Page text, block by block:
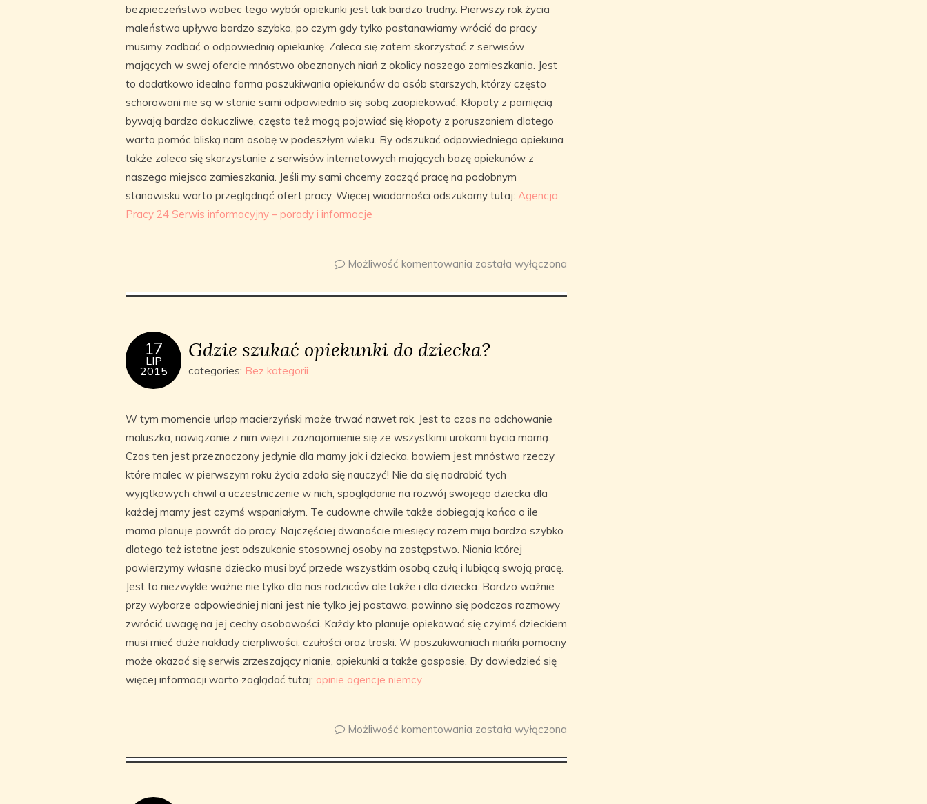
bezpieczeństwo wobec tego wybór opiekunki jest tak bardzo trudny. Pierwszy rok życia
maleństwa upływa bardzo szybko, po czym gdy tylko postanawiamy wrócić do pracy
musimy zadbać o odpowiednią opiekunkę. Zaleca się zatem skorzystać z serwisów
mających w swej ofercie mnóstwo obeznanych niań z okolicy naszego zamieszkania. Jest
to dodatkowo idealna forma poszukiwania opiekunów do osób starszych, którzy często
schorowani nie są w stanie sami odpowiednio się sobą zaopiekować. Kłopoty z pamięcią
bywają bardzo dokuczliwe, często też mogą pojawiać się kłopoty z poruszaniem dlatego
warto pomóc bliską nam osobę w podeszłym wieku. By odszukać odpowiedniego opiekuna
także zaleca się skorzystanie z serwisów internetowych mających bazę opiekunów z
naszego miejsca zamieszkania. Jeśli my sami chcemy zacząć pracę na podobnym
stanowisku warto przeglądnąć ofert pracy. Więcej wiadomości odszukamy tutaj: Agencja
Pracy 24 Serwis informacyjny – porady i informacje
Możliwość komentowania została wyłączona
17
LIP
2015
Gdzie szukać opiekunki do dziecka?
categories: Bez kategorii
W tym momencie urlop macierzyński może trwać nawet rok. Jest to czas na odchowanie
maluszka, nawiązanie z nim więzi i zaznajomienie się ze wszystkimi urokami bycia mamą.
Czas ten jest przeznaczony jedynie dla mamy jak i dziecka, bowiem jest mnóstwo rzeczy
które malec w pierwszym roku życia zdoła się nauczyć! Nie da się nadrobić tych
wyjątkowych chwil a uczestniczenie w nich, spoglądanie na rozwój swojego dziecka dla
każdej mamy jest czymś wspaniałym. Te cudowne chwile także dobiegają końca o ile
mama planuje powrót do pracy. Najczęściej dwanaście miesięcy razem mija bardzo szybko
dlatego też istotne jest odszukanie stosownej osoby na zastępstwo. Niania której
powierzymy własne dziecko musi być przede wszystkim osobą czułą i lubiącą swoją pracę.
Jest to niezwykle ważne nie tylko dla nas rodziców ale także i dla dziecka. Bardzo ważnie
przy wyborze odpowiedniej niani jest nie tylko jej postawa, powinno się podczas rozmowy
zwrócić uwagę na jej cechy osobowości. Każdy kto planuje opiekować się czyimś dzieckiem
musi mieć duże nakłady cierpliwości, czułości oraz troski. W poszukiwaniach niańki pomocny
może okazać się serwis zrzeszający nianie, opiekunki a także gosposie. By dowiedzieć się
więcej informacji warto zaglądać tutaj: opinie agencje niemcy
Możliwość komentowania została wyłączona